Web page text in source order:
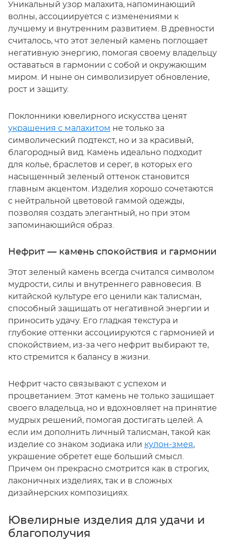
Уникальный узор малахита, напоминающий
волны, ассоциируется с изменениями к
лучшему и внутренним развитием. В древности
считалось, что этот зеленый камень поглощает
негативную энергию, помогая своему владельцу
оставаться в гармонии с собой и окружающим
миром. И ныне он символизирует обновление,
рост и защиту.
Поклонники ювелирного искусства ценят
украшения с малахитом не только за
символический подтекст, но и за красивый,
благородный вид. Камень идеально подходит
для колье, браслетов и серег, в которых его
насыщенный зеленый оттенок становится
главным акцентом. Изделия хорошо сочетаются
с нейтральной цветовой гаммой одежды,
позволяя создать элегантный, но при этом
запоминающийся образ.
Нефрит — камень спокойствия и гармонии
Этот зеленый камень всегда считался символом
мудрости, силы и внутреннего равновесия. В
китайской культуре его ценили как талисман,
способный защищать от негативной энергии и
приносить удачу. Его гладкая текстура и
глубокие оттенки ассоциируются с гармонией и
спокойствием, из-за чего нефрит выбирают те,
кто стремится к балансу в жизни.
Нефрит часто связывают с успехом и
процветанием. Этот камень не только защищает
своего владельца, но и вдохновляет на принятие
мудрых решений, помогая достигать целей. А
если им дополнить личный талисман, такой как
изделие со знаком зодиака или кулон-змея,
украшение обретет еще больший смысл.
Причем он прекрасно смотрится как в строгих,
лаконичных изделиях, так и в сложных
дизайнерских композициях.
Ювелирные изделия для удачи и
благополучия